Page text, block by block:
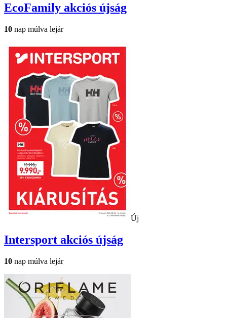
EcoFamily akciós újság
10 nap múlva lejár
Új
Intersport akciós újság
10 nap múlva lejár